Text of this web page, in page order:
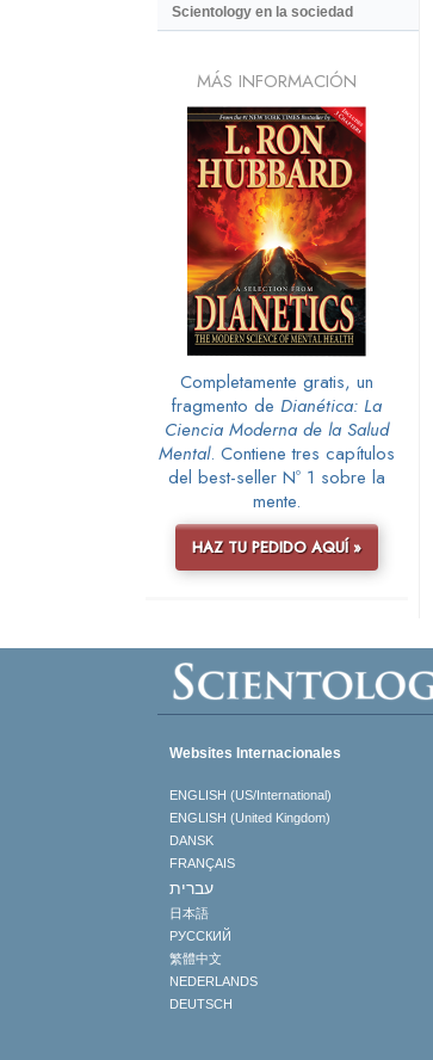
Scientology en la sociedad
MÁS INFORMACIÓN
Completamente gratis, un
fragmento de Dianética: La
Ciencia Moderna de la Salud
Mental. Contiene tres capítulos
del best-seller Nº 1 sobre la
mente.
HAZ TU PEDIDO AQUÍ »
Websites Internacionales
ENGLISH (US/International)
ENGLISH (United Kingdom)
DANSK
FRANÇAIS
עברית
日本語
РУССКИЙ
繁體中文
NEDERLANDS
DEUTSCH